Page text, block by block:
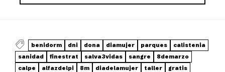
benidorm dni dona diamujer parques
calistenia
sanidad
finestrat salva3vidas sangre
8demarzo
calpe
alfazdelpi 8m diadelamujer taller
gratis